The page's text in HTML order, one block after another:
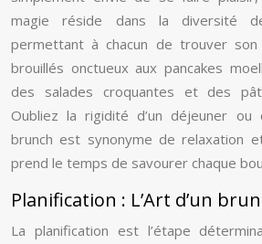
magie réside dans la diversité
permettant à chacun de trouver
brouillés onctueux aux pancakes
des salades croquantes et des
Oubliez la rigidité d’un déjeuner ou
brunch est synonyme de relaxation
prend le temps de savourer chaque
Planification : L’Art d’un
La planification est l’étape